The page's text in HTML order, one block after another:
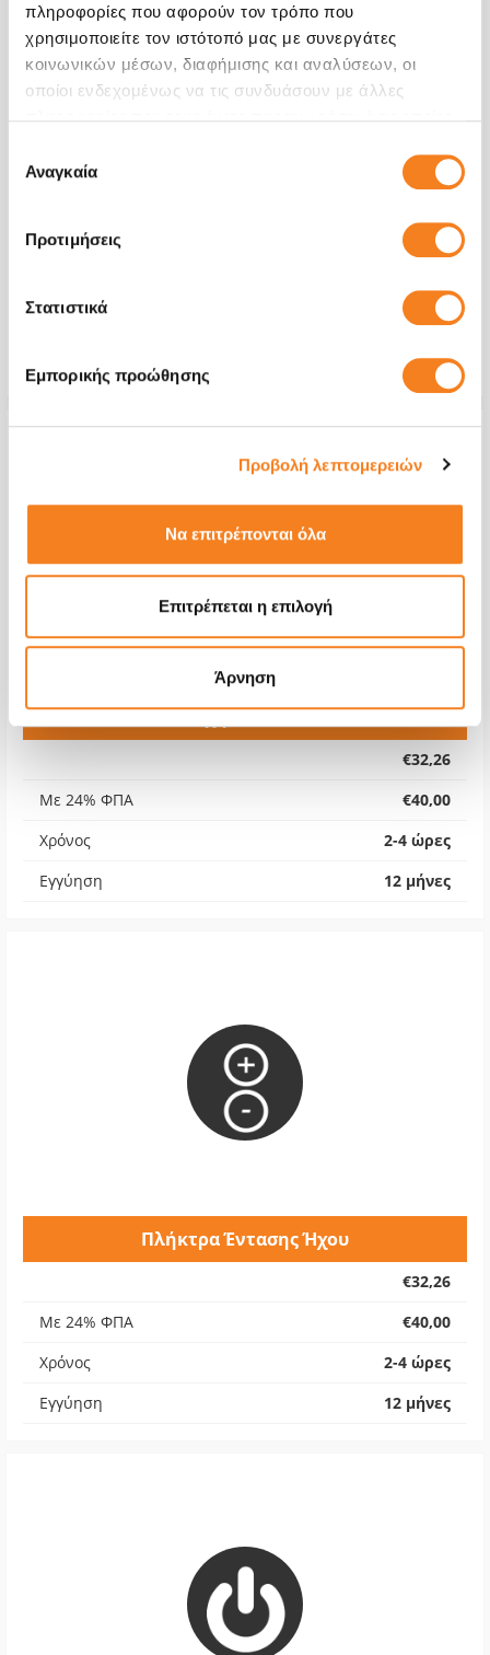
πληροφορίες που αφορούν τον τρόπο που
χρησιμοποιείτε τον ιστότοπό μας με συνεργάτες
κοινωνικών μέσων, διαφήμισης και αναλύσεων, οι
οποίοι ενδεχομένως να τις συνδυάσουν με άλλες
των υπηρεσιών τους.
συγκατάθεσης
Αναγκαία
Προτιμήσεις
Στατιστικά
Εμπορικής προώθησης
Προβολή λεπτομερειών
Να επιτρέπονται όλα
Επιτρέπεται η επιλογή
Άρνηση
€32,26
Χρόνος
2-4 ώρες
12 μήνες
Υποδοχή Ακουστικών
€32,26
Με 24% ΦΠΑ
€40,00
Χρόνος
2-4 ώρες
Εγγύηση
12 μήνες
Πλήκτρα Έντασης Ήχου
€32,26
Με 24% ΦΠΑ
€40,00
Χρόνος
2-4 ώρες
Εγγύηση
12 μήνες